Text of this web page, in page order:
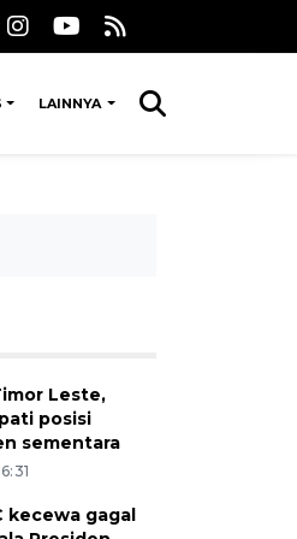
LAINNYA
Leste,
posisi
sementara
kecewa gagal